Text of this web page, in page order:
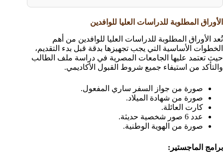
الأوراق المطلوبة للدراسات العليا للوافدين
تُعد الأوراق المطلوبة للدراسات العليا للوافدين من أهم
الخطوات الأساسية التي يجب تجهيزها بدقة قبل بدء التقديم،
حيث تعتمد عليها الجامعات المصرية في دراسة ملف الطالب
والتأكد من استيفاء جميع شروط القبول الأكاديمي.
صورة من جواز السفر ساري المفعول.
صورة من شهادة الميلاد.
كارت العائلة.
عدد 6 صور شخصية حديثة.
صورة من الهوية الوطنية.
برامج الماجستير: